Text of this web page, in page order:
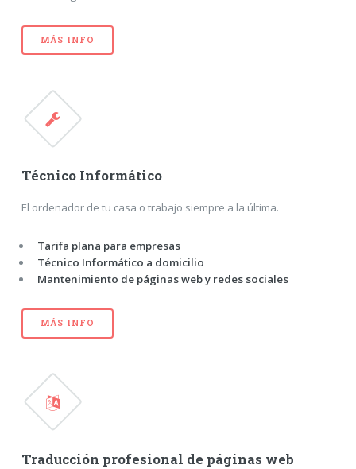
MÁS INFO
Técnico Informático
El ordenador de tu casa o trabajo siempre a la última.
Tarifa plana para empresas
Técnico Informático a domicilio
Mantenimiento de páginas web y redes sociales
MÁS INFO
Traducción profesional de páginas web